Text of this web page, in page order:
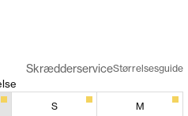
SkrædderserviceStørrelsesguide
S M